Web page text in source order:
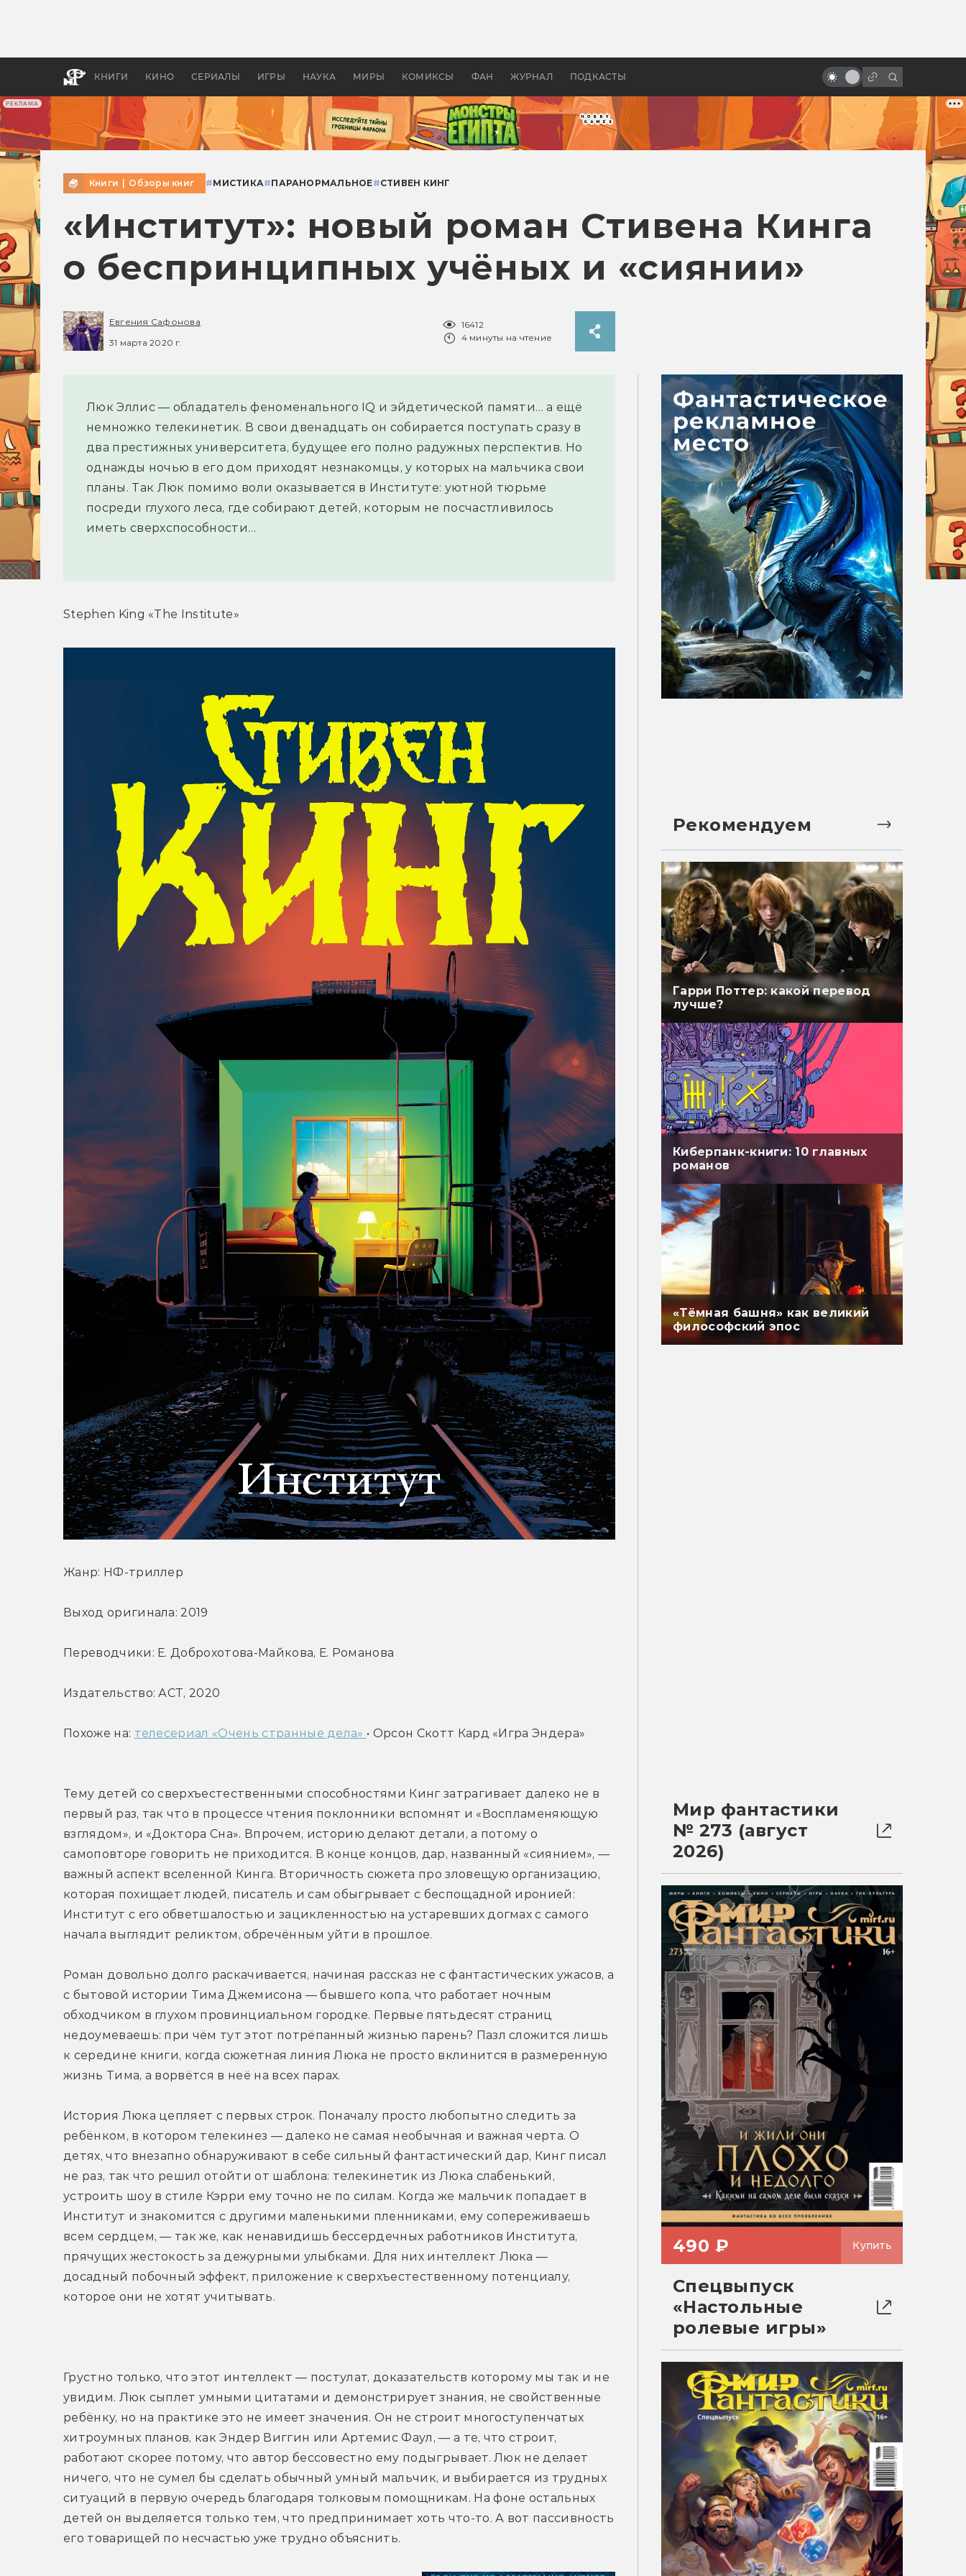
РЕКЛАМА
КНИГИ КИНО СЕРИАЛЫ ИГРЫ НАУКА МИРЫ КОМИКСЫ ФАН ЖУРНАЛ ПОДКАСТЫ
бы «Властелина колец»
Древней Грецией
реальные
Книги Обзоры книг #МИСТИКА#ПАРАНОРМАЛЬНОЕ#СТИВЕН КИНГ
«Институт»: новый роман Стивена Кинга
о беспринципных учёных и «сиянии»
Евгения Сафонова
31 марта 2020 г.
16412
4 минуты на чтение
Люк Эллис — обладатель феноменального IQ и эйдетической памяти… а ещё
немножко телекинетик. В свои двенадцать он собирается поступать сразу в
два престижных университета, будущее его полно радужных перспектив. Но
однажды ночью в его дом приходят незнакомцы, у которых на мальчика свои
планы. Так Люк помимо воли оказывается в Институте: уютной тюрьме
посреди глухого леса, где собирают детей, которым не посчастливилось
иметь сверхспособности…
Stephen King «The Institute»
Жанр: НФ-триллер
Выход оригинала: 2019
Переводчики: Е. Доброхотова-Майкова, Е. Романова
Издательство: АСТ, 2020
Похоже на: телесериал «Очень странные дела» • Орсон Скотт Кард «Игра Эндера»
Тему детей со сверхъестественными способностями Кинг затрагивает далеко не в
первый раз, так что в процессе чтения поклонники вспомнят и «Воспламеняющую
взглядом», и «Доктора Сна». Впрочем, историю делают детали, а потому о
самоповторе говорить не приходится. В конце концов, дар, названный «сиянием», —
важный аспект вселенной Кинга. Вторичность сюжета про зловещую организацию,
которая похищает людей, писатель и сам обыгрывает с беспощадной иронией:
Институт с его обветшалостью и зацикленностью на устаревших догмах с самого
начала выглядит реликтом, обречённым уйти в прошлое.
Роман довольно долго раскачивается, начиная рассказ не с фантастических ужасов, а
с бытовой истории Тима Джемисона — бывшего копа, что работает ночным
обходчиком в глухом провинциальном городке. Первые пятьдесят страниц
недоумеваешь: при чём тут этот потрёпанный жизнью парень? Пазл сложится лишь
к середине книги, когда сюжетная линия Люка не просто вклинится в размеренную
жизнь Тима, а ворвётся в неё на всех парах.
История Люка цепляет с первых строк. Поначалу просто любопытно следить за
ребёнком, в котором телекинез — далеко не самая необычная и важная черта. О
детях, что внезапно обнаруживают в себе сильный фантастический дар, Кинг писал
не раз, так что решил отойти от шаблона: телекинетик из Люка слабенький,
устроить шоу в стиле Кэрри ему точно не по силам. Когда же мальчик попадает в
Институт и знакомится с другими маленькими пленниками, ему сопереживаешь
всем сердцем, — так же, как ненавидишь бессердечных работников Института,
прячущих жестокость за дежурными улыбками. Для них интеллект Люка —
досадный побочный эффект, приложение к сверхъестественному потенциалу,
которое они не хотят учитывать.
Грустно только, что этот интеллект — постулат, доказательств которому мы так и не
увидим. Люк сыплет умными цитатами и демонстрирует знания, не свойственные
ребёнку, но на практике это не имеет значения. Он не строит многоступенчатых
хитроумных планов, как Эндер Виггин или Артемис Фаул, — а те, что строит,
работают скорее потому, что автор бессовестно ему подыгрывает. Люк не делает
ничего, что не сумел бы сделать обычный умный мальчик, и выбирается из трудных
ситуаций в первую очередь благодаря толковым помощникам. На фоне остальных
детей он выделяется только тем, что предпринимает хоть что-то. А вот пассивность
его товарищей по несчастью уже трудно объяснить.
Рекомендуем
Гарри Поттер: какой перевод
лучше?
Киберпанк-книги: 10 главных
романов
«Тёмная башня» как великий
философский эпос
Мир фантастики
№ 273 (август
2026)
490 ₽ Купить
Спецвыпуск
«Настольные
ролевые игры»